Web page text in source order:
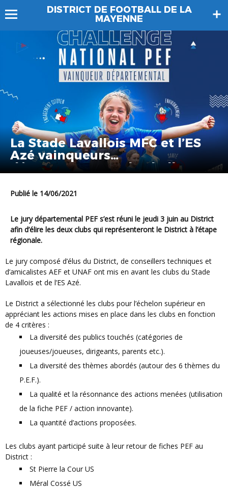
DISTRICT DE FOOTBALL DE LA
MAYENNE
La Stade Lavallois MFC et l’ES
Azé vainqueurs
départementaux du challenge
Publié le 14/06/2021
Le jury départemental PEF s’est réuni le jeudi 3 juin au District
afin d’élire les deux clubs qui représenteront le District à l’étape
régionale.
Le jury composé d’élus du District, de conseillers techniques et
d’amicalistes AEF et UNAF ont mis en avant les clubs du Stade
Lavallois et de l’ES Azé.
Le District a sélectionné les clubs pour l’échelon supérieur en
appréciant les actions mises en place dans les clubs en fonction
de 4 critères :
La diversité des publics touchés (catégories de
joueuses/joueuses, dirigeants, parents etc.).
La diversité des thèmes abordés (autour des 6 thèmes du
P.E.F.).
La qualité et la résonnance des actions menées (utilisation
de la fiche PEF / action innovante).
La quantité d’actions proposées.
Les clubs ayant participé suite à leur retour de fiches PEF au
District :
St Pierre la Cour US
Méral Cossé US